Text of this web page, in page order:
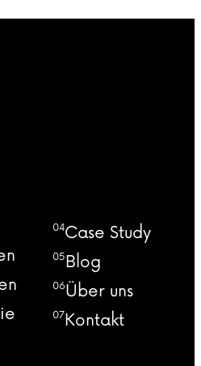
04Case Study
05Blog
06Über uns
07Kontakt